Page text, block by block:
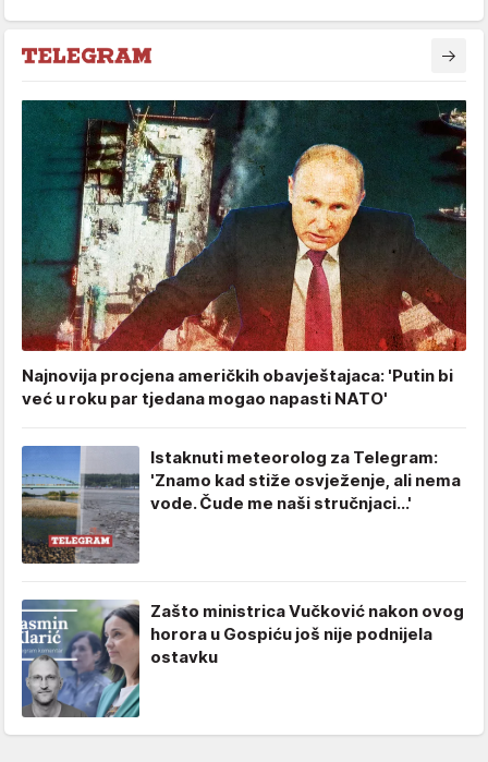
Najnovija procjena američkih obavještajaca: 'Putin bi
već u roku par tjedana mogao napasti NATO'
Istaknuti meteorolog za Telegram:
'Znamo kad stiže osvježenje, ali nema
vode. Čude me naši stručnjaci...'
Zašto ministrica Vučković nakon ovog
horora u Gospiću još nije podnijela
ostavku